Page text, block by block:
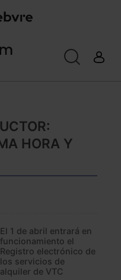
HORA Y
El 1 de abril entrará en
funcionamiento el
Registro electrónico de
los servicios de
alquiler de VTC